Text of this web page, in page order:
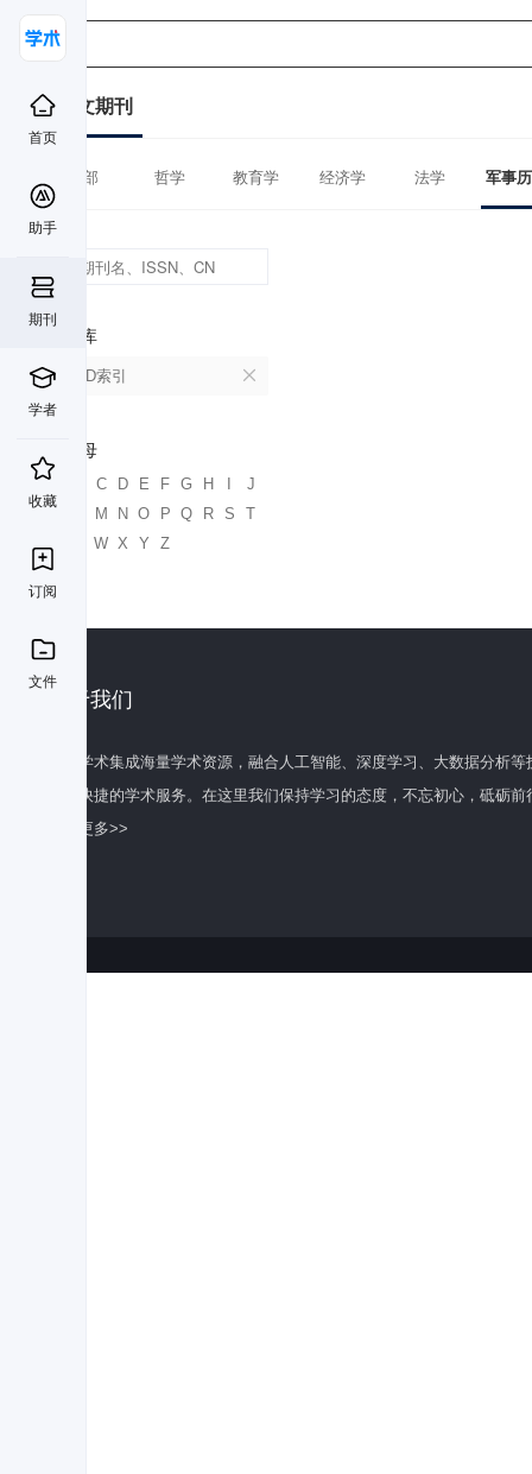
首页
助手
期刊
学者
收藏
订阅
文件
中文期刊
全部 哲学 教育学 经济学 法学 军事
数据库
CSCD索引
首字母
C D E F G H
J
K
M N O P Q R S
T
W X Y Z
关于我们
百度学术集成海量学术资源，融合人工智能、深度学习、大数据分析
全面快捷的学术服务。在这里我们保持学习的态度，不忘初心，砥砺前
了解更多>>